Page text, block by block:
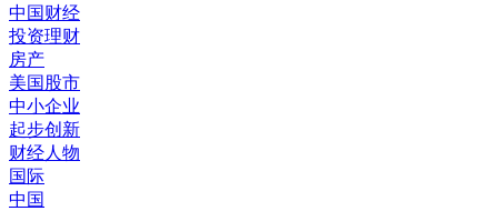
中国财经
投资理财
房产
美国股市
中小企业
起步创新
财经人物
国际
中国